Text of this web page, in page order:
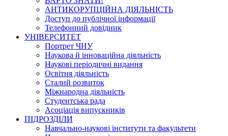
АНТИКОРУПЦІЙНА ДІЯЛЬНІСТЬ
Доступ до публічної інформації
Телефонний довідник
УНІВЕРСИТЕТ
Портрет ЧНУ
Наукова й інноваційна діяльність
Наукові періодичні видання
Освітня діяльність
Сталий розвиток
Міжнародна діяльність
Студентська рада
Асоціація випускників
ПІДРОЗДІЛИ
Навчально-наукові інститути та факультети